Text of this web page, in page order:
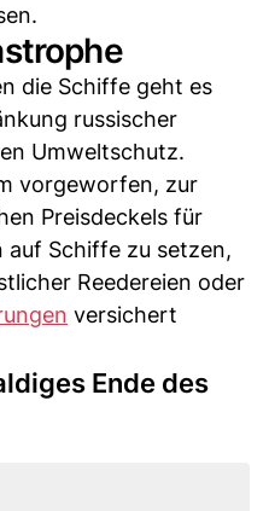
die Schiffe geht es
russischer
Umweltschutz.
vorgeworfen, zur
Preisdeckels für
Schiffe zu setzen,
Reedereien oder
versichert
Ende des